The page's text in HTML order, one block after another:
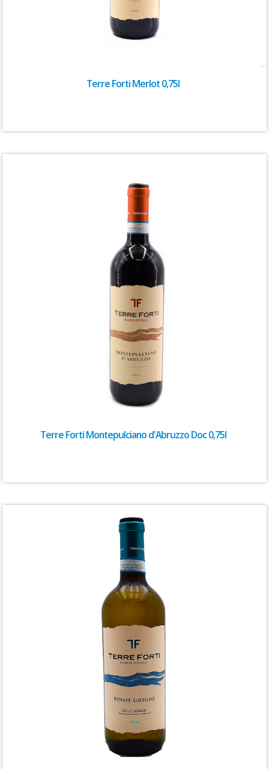
Terre Forti Merlot 0,75l
Terre Forti Montepulciano d'Abruzzo Doc 0,75l